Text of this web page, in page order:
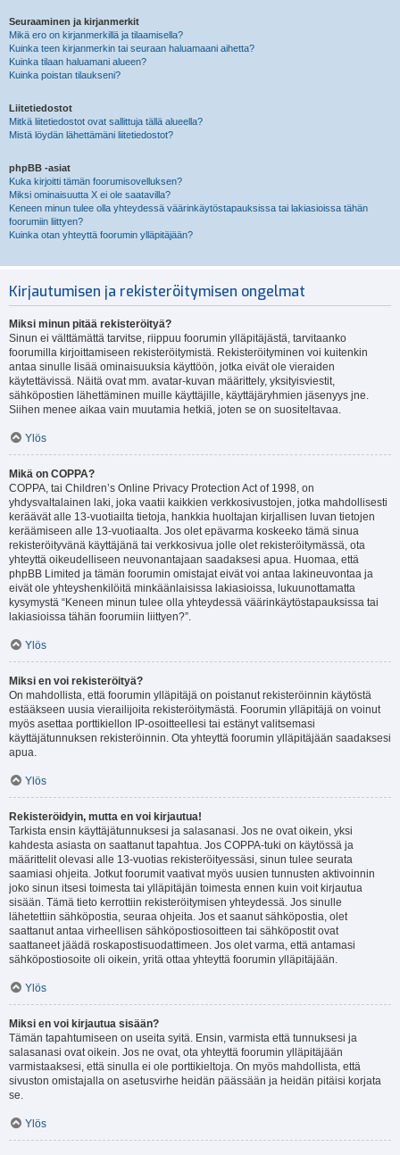
Seuraaminen ja kirjanmerkit
Mikä ero on kirjanmerkillä ja tilaamisella?
Kuinka teen kirjanmerkin tai seuraan haluamaani aihetta?
Kuinka tilaan haluamani alueen?
Kuinka poistan tilaukseni?
Liitetiedostot
Mitkä liitetiedostot ovat sallittuja tällä alueella?
Mistä löydän lähettämäni liitetiedostot?
phpBB -asiat
Kuka kirjoitti tämän foorumisovelluksen?
Miksi ominaisuutta X ei ole saatavilla?
Keneen minun tulee olla yhteydessä väärinkäytöstapauksissa tai lakiasioissa tähän
foorumiin liittyen?
Kuinka otan yhteyttä foorumin ylläpitäjään?
Kirjautumisen ja rekisteröitymisen ongelmat
Miksi minun pitää rekisteröityä?
Sinun ei välttämättä tarvitse, riippuu foorumin ylläpitäjästä, tarvitaanko
foorumilla kirjoittamiseen rekisteröitymistä. Rekisteröityminen voi kuitenkin
antaa sinulle lisää ominaisuuksia käyttöön, jotka eivät ole vieraiden
käytettävissä. Näitä ovat mm. avatar-kuvan määrittely, yksityisviestit,
sähköpostien lähettäminen muille käyttäjille, käyttäjäryhmien jäsenyys jne.
Siihen menee aikaa vain muutamia hetkiä, joten se on suositeltavaa.
Ylös
Mikä on COPPA?
COPPA, tai Children’s Online Privacy Protection Act of 1998, on
yhdysvaltalainen laki, joka vaatii kaikkien verkkosivustojen, jotka mahdollisesti
keräävät alle 13-vuotiailta tietoja, hankkia huoltajan kirjallisen luvan tietojen
keräämiseen alle 13-vuotiaalta. Jos olet epävarma koskeeko tämä sinua
rekisteröityvänä käyttäjänä tai verkkosivua jolle olet rekisteröitymässä, ota
yhteyttä oikeudelliseen neuvonantajaan saadaksesi apua. Huomaa, että
phpBB Limited ja tämän foorumin omistajat eivät voi antaa lakineuvontaa ja
eivät ole yhteyshenkilöitä minkäänlaisissa lakiasioissa, lukuunottamatta
kysymystä “Keneen minun tulee olla yhteydessä väärinkäytöstapauksissa tai
lakiasioissa tähän foorumiin liittyen?”.
Ylös
Miksi en voi rekisteröityä?
On mahdollista, että foorumin ylläpitäjä on poistanut rekisteröinnin käytöstä
estääkseen uusia vierailijoita rekisteröitymästä. Foorumin ylläpitäjä on voinut
myös asettaa porttikiellon IP-osoitteellesi tai estänyt valitsemasi
käyttäjätunnuksen rekisteröinnin. Ota yhteyttä foorumin ylläpitäjään saadaksesi
apua.
Ylös
Rekisteröidyin, mutta en voi kirjautua!
Tarkista ensin käyttäjätunnuksesi ja salasanasi. Jos ne ovat oikein, yksi
kahdesta asiasta on saattanut tapahtua. Jos COPPA-tuki on käytössä ja
määrittelit olevasi alle 13-vuotias rekisteröityessäsi, sinun tulee seurata
saamiasi ohjeita. Jotkut foorumit vaativat myös uusien tunnusten aktivoinnin
joko sinun itsesi toimesta tai ylläpitäjän toimesta ennen kuin voit kirjautua
sisään. Tämä tieto kerrottiin rekisteröitymisen yhteydessä. Jos sinulle
lähetettiin sähköpostia, seuraa ohjeita. Jos et saanut sähköpostia, olet
saattanut antaa virheellisen sähköpostiosoitteen tai sähköpostit ovat
saattaneet jäädä roskapostisuodattimeen. Jos olet varma, että antamasi
sähköpostiosoite oli oikein, yritä ottaa yhteyttä foorumin ylläpitäjään.
Ylös
Miksi en voi kirjautua sisään?
Tämän tapahtumiseen on useita syitä. Ensin, varmista että tunnuksesi ja
salasanasi ovat oikein. Jos ne ovat, ota yhteyttä foorumin ylläpitäjään
varmistaaksesi, että sinulla ei ole porttikieltoja. On myös mahdollista, että
sivuston omistajalla on asetusvirhe heidän päässään ja heidän pitäisi korjata
se.
Ylös